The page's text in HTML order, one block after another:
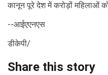
कानून पूरे देश में करोड़ों महिलाओं
--आईएएनएस
डीकेपी/
Share this story